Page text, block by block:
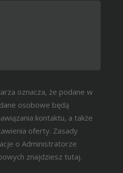
oznacza, że podane w
osobowe będą
kontaktu, a także
oferty. Zasady
o Administratorze
znajdziesz tutaj.